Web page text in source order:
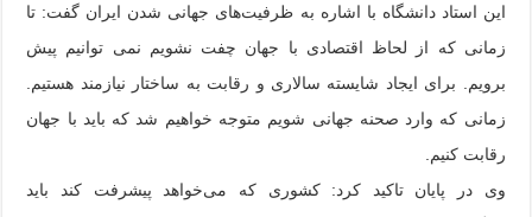
این استاد دانشگاه با اشاره به ظرفیت‌های جهانی شدن ایران گفت: تا
زمانی که از لحاظ اقتصادی با جهان چفت نشویم نمی توانیم پیش
برویم. برای ایجاد شایسته سالاری و رقابت به ساختار نیازمند هستیم.
زمانی که وارد صحنه جهانی شویم متوجه خواهیم شد که باید با جهان
رقابت کنیم.
وی در پایان تاکید کرد: کشوری که می‌خواهد پیشرفت کند باید